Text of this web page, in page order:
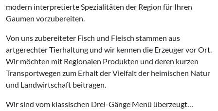
modern interpretierte Spezialitäten der Region für Ihren
Gaumen vorzubereiten.
Von uns zubereiteter Fisch und Fleisch stammen aus
artgerechter Tierhaltung und wir kennen die Erzeuger vor Ort.
Wir möchten mit Regionalen Produkten und deren kurzen
Transportwegen zum Erhalt der Vielfalt der heimischen Natur
und Landwirtschaft beitragen.
Wir sind vom klassischen Drei-Gänge Menü überzeugt…